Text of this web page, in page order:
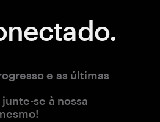
e as últimas
se à nossa